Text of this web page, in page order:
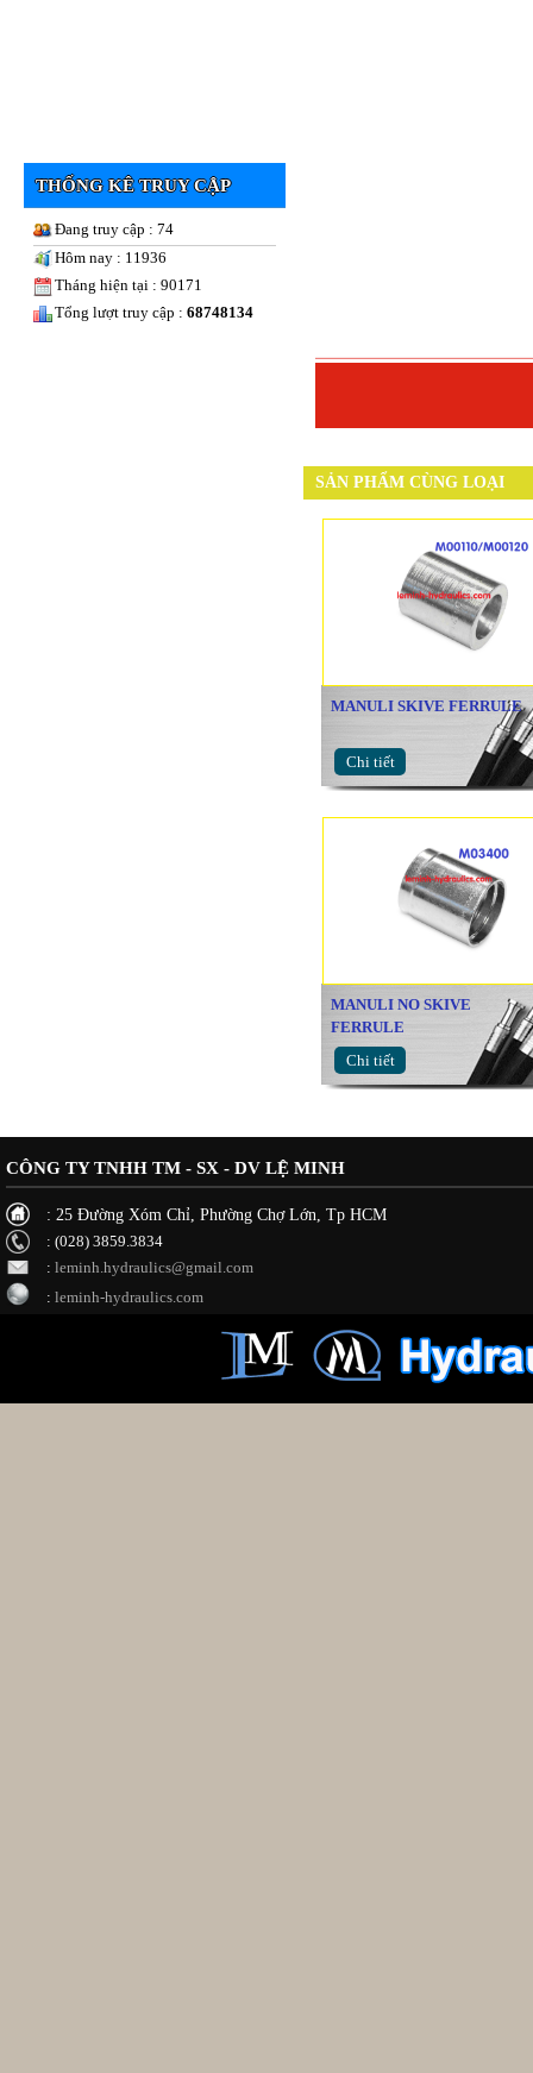
THỐNG KÊ TRUY CẬP
Đang truy cập : 74
Hôm nay : 11936
Tháng hiện tại : 90171
Tổng lượt truy cập : 68748134
SẢN PHẨM CÙNG LOẠI
MANULI SKIVE FERRULE
Chi tiết
MANULI NO SKIVE
FERRULE
Chi tiết
CÔNG TY TNHH TM - SX - DV LỆ MINH
: 25 Đường Xóm Chỉ, Phường Chợ Lớn, Tp HCM
: (028) 3859.3834
: leminh.hydraulics@gmail.com
: leminh-hydraulics.com